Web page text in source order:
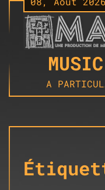
Skip
to
content
A